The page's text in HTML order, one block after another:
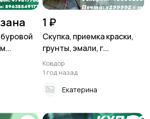
1 ₽
Скупка, приемка краски,
грунты, эмали, г...
Ковдор
1 год назад
Екатерина